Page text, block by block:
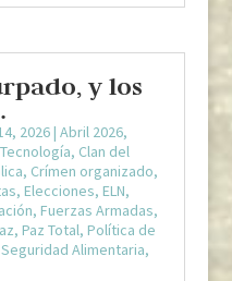
y los
2026| Abril 2026,
, Clan del
, Crímen organizado,
, Elecciones, ELN,
, Fuerzas Armadas,
, Paz Total, Política de
Seguridad Alimentaria,